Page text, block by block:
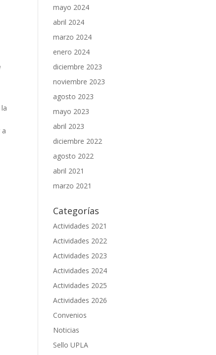
mayo 2024
abril 2024
marzo 2024
enero 2024
diciembre 2023
noviembre 2023
agosto 2023
mayo 2023
abril 2023
diciembre 2022
agosto 2022
abril 2021
marzo 2021
Categorías
Actividades 2021
Actividades 2022
Actividades 2023
Actividades 2024
Actividades 2025
Actividades 2026
Convenios
Noticias
Sello UPLA